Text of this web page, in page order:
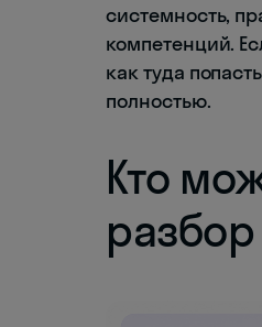
системность,
компетенций.
как туда
полностью.
Кто